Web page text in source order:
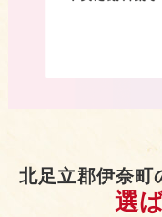
北足立郡伊奈町
選